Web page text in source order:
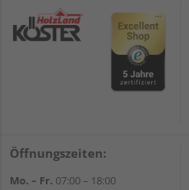
Öffnungszeiten:
Mo. – Fr. 07:00 – 18:00